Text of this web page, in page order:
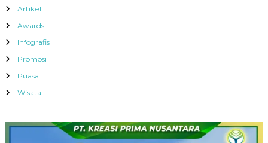
Artikel
Awards
Infografis
Promosi
Puasa
Wisata